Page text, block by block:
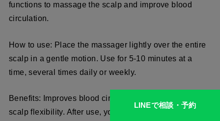
functions to massage the scalp and improve blood
circulation.
How to use: Place the massager lightly over the entire
scalp in a gentle motion. Use for 5-10 minutes at a
time, several times daily or weekly.
Benefits: Improves blood circulation, relaxation, and
scalp flexibility. After use, your scalp will feel refreshed
LINEで相談・予約